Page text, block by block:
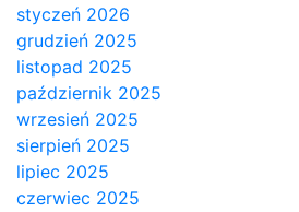
styczeń 2026
grudzień 2025
listopad 2025
październik 2025
wrzesień 2025
sierpień 2025
lipiec 2025
czerwiec 2025